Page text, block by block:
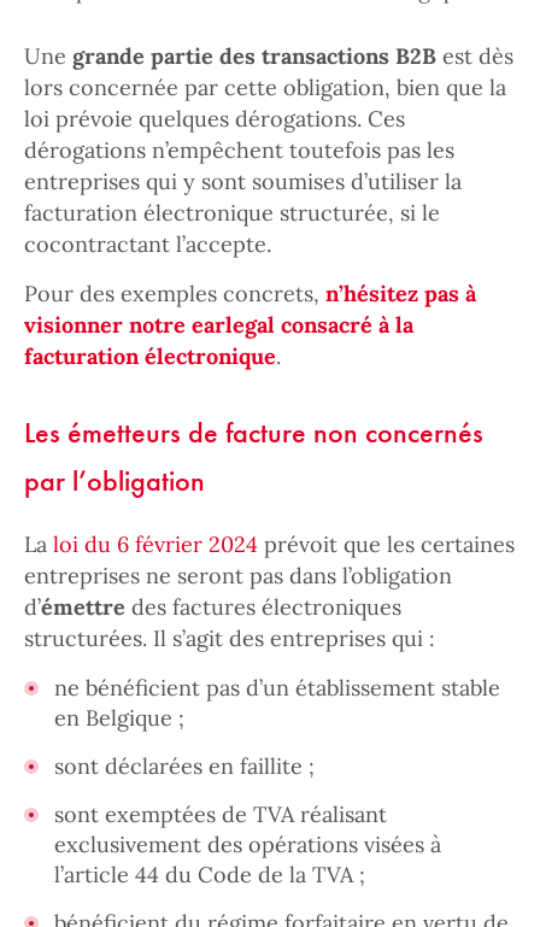
Une grande partie des transactions B2B est dès
lors concernée par cette obligation, bien que la
loi prévoie quelques dérogations. Ces
dérogations n’empêchent toutefois pas les
entreprises qui y sont soumises d’utiliser la
facturation électronique structurée, si le
cocontractant l’accepte.
Pour des exemples concrets, n’hésitez pas à
visionner notre earlegal consacré à la
facturation électronique.
Les émetteurs de facture non concernés
par l’obligation
La loi du 6 février 2024 prévoit que les certaines
entreprises ne seront pas dans l’obligation
d’émettre des factures électroniques
structurées. Il s’agit des entreprises qui :
ne bénéficient pas d’un établissement stable
en Belgique ;
sont déclarées en faillite ;
sont exemptées de TVA réalisant
exclusivement des opérations visées à
l’article 44 du Code de la TVA ;